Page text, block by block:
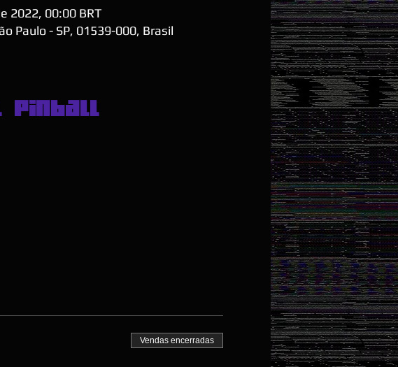
2022, 00:00 BRT
Paulo - SP, 01539-000, Brasil
Pinball
Vendas encerradas